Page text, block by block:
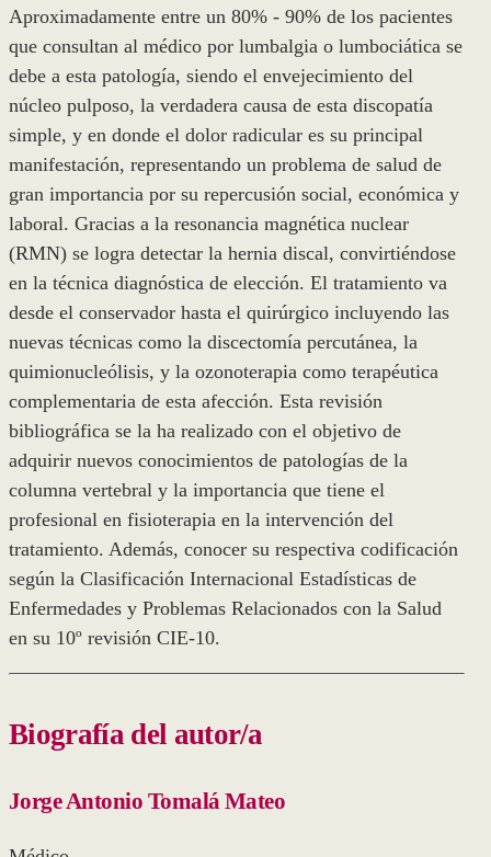
Aproximadamente entre un 80% - 90% de los pacientes
que consultan al médico por lumbalgia o lumbociática se
debe a esta patología, siendo el envejecimiento del
núcleo pulposo, la verdadera causa de esta discopatía
simple, y en donde el dolor radicular es su principal
manifestación, representando un problema de salud de
gran importancia por su repercusión social, económica y
laboral. Gracias a la resonancia magnética nuclear
(RMN) se logra detectar la hernia discal, convirtiéndose
en la técnica diagnóstica de elección. El tratamiento va
desde el conservador hasta el quirúrgico incluyendo las
nuevas técnicas como la discectomía percutánea, la
quimionucleólisis, y la ozonoterapia como terapéutica
complementaria de esta afección. Esta revisión
bibliográfica se la ha realizado con el objetivo de
adquirir nuevos conocimientos de patologías de la
columna vertebral y la importancia que tiene el
profesional en fisioterapia en la intervención del
tratamiento. Además, conocer su respectiva codificación
según la Clasificación Internacional Estadísticas de
Enfermedades y Problemas Relacionados con la Salud
en su 10º revisión CIE-10.
Biografía del autor/a
Jorge Antonio Tomalá Mateo